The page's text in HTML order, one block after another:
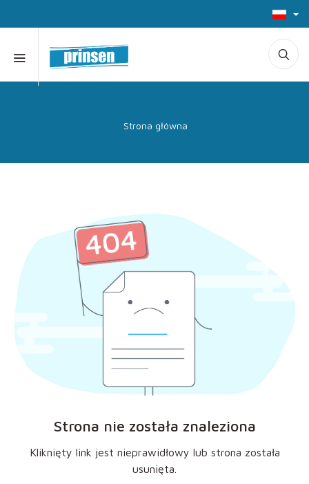
Strona główna
Strona nie została znaleziona
Kliknięty link jest nieprawidłowy lub strona została
usunięta.